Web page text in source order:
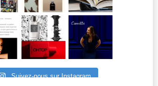
Suivez-nous sur Instagram